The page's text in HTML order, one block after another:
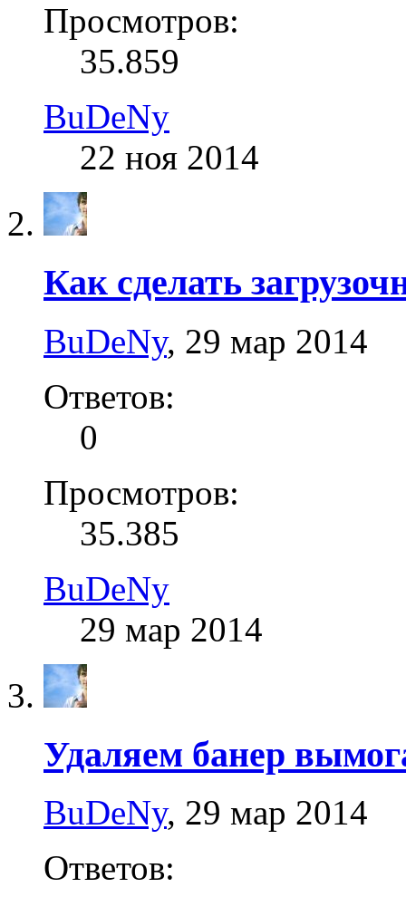
Просмотров:
35.859
BuDeNy
22 ноя 2014
Как сделать
BuDeNy, 29 мар 2014
Ответов:
0
Просмотров:
35.385
BuDeNy
29 мар 2014
Удаляем банер
BuDeNy, 29 мар 2014
Ответов: